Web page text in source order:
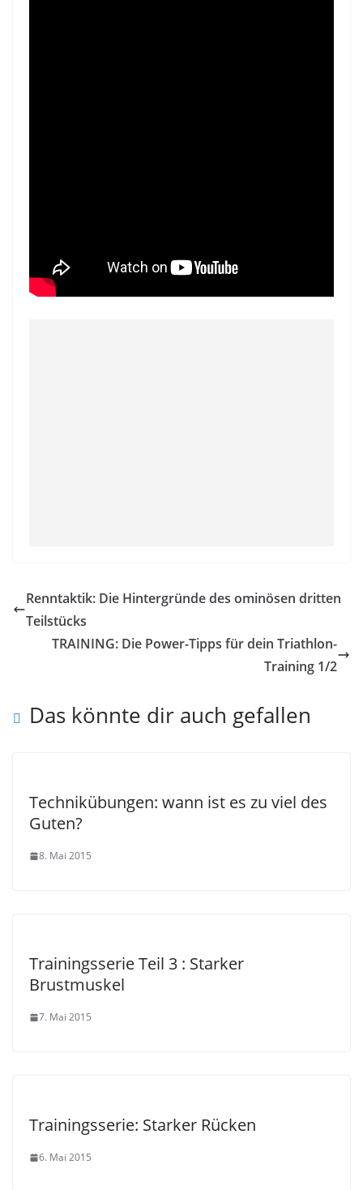
Renntaktik: Die Hintergründe des ominösen dritten
Teilstücks
TRAINING: Die Power-Tipps für dein Triathlon-
Training 1/2
Das könnte dir auch gefallen
Technikübungen: wann ist es zu viel des
Guten?
8. Mai 2015
Trainingsserie Teil 3 : Starker
Brustmuskel
7. Mai 2015
Trainingsserie: Starker Rücken
6. Mai 2015